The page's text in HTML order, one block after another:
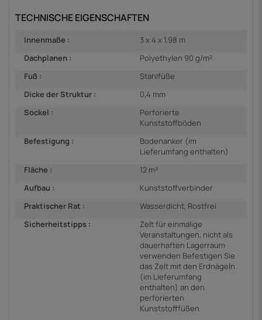
TECHNISCHE EIGENSCHAFTEN
Innenmaße :
3 x 4 x 1.98 m
Dachplanen :
Polyethylen 90 g/m²
Fuß :
Stahlfüße
Dicke der Struktur :
0,4 mm
Sockel :
Perforierte
Kunststoffböden
Befestigung :
Bodenanker (im
Lieferumfang enthalten)
Fläche :
12 m²
Aufbau :
Kunststoffverbinder
Praktischer Rat :
Wasserdicht, Rostfrei
Sicherheitstipps :
Zelt für einmalige
Veranstaltungen, nicht als
dauerhaften Lagerraum
verwenden Befestigen Sie
das Zelt mit den Erdnägeln
(im Lieferumfang
enthalten) an den
perforierten
Kunststofffüßen